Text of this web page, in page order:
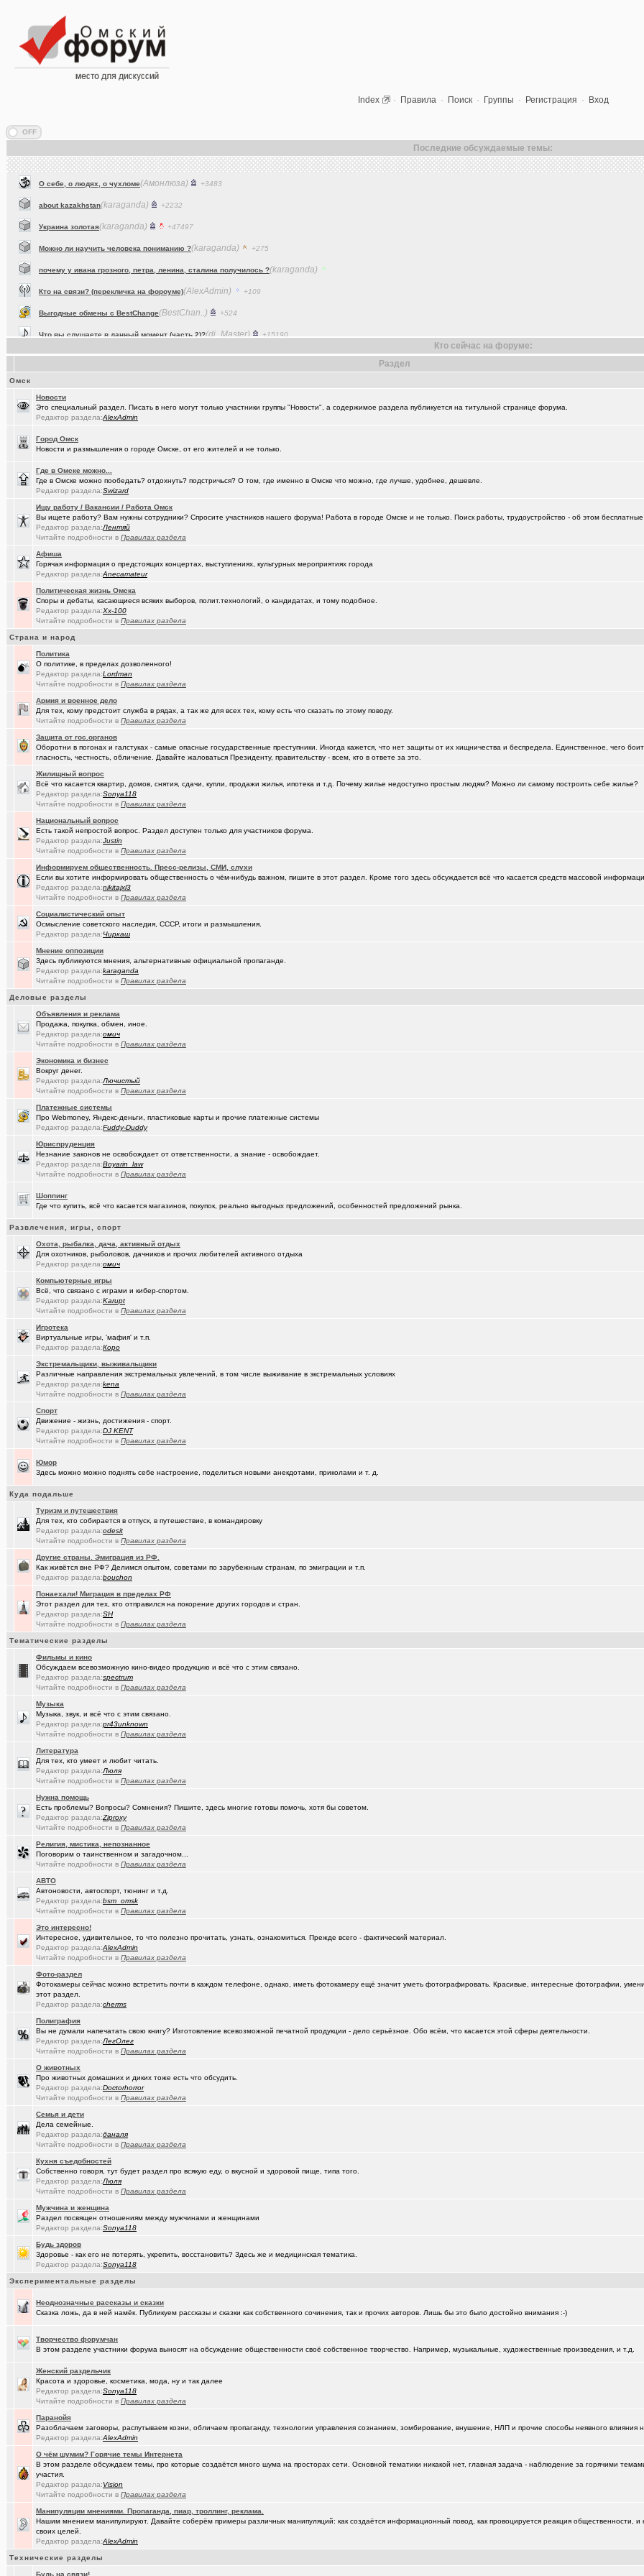
Index · Правила · Поиск · Группы · Регистрация · Вход
Последние обсуждаемые темы:
about kazakhstan(karaganda)
Украина золотая(karaganda)
Можно ли научить человека пониманию ?
почему у ивана грозного, петра, ленина, сталина получилось ?
Кто на связи? (перекличка на фороуме)(AlexAdmin) +109
Выгодные обмены с BestChange(BestChan..) +524
Что вы слушаете в данный момент (часть 2)?(dj_Master)
Коррекция зрения в Омске(Baryga i..) +416
Составить родословную по документам госархивов(Павел Ur..) +179
Журналисты ngs55 берут новые высоты профессионализма.(борец с ..)
Ваш топ исполнителей?
Сын думает куда пойти учиться
Респираторы и маски...Время пришло? Короновирус уже в Омске (cherms)
СИМ(Aljexeй)
НЕ рекомендую из посл, просмотренного мной
Рекомендую из посл, просмотренного мной
Глубокий разряд тягового аккумулятора(Phandorin)
_Автообъявления. Покупка / продажа авто.
группа кино
Музыкальный блог и 18+(Амонлюза)
Социальная инженерия(Phandorin)
Перешеек у ручья(tramov)
Здоровье - это решение личных проблем(RomanSim..) +6
Сериалы - лучшие по вашему мнению?
Осведомлённый источник сообщает...
Кто что ест или пьёт прямо сейчас? (Люля) +24427
(Silverto..)
В ближайший месяц возможно произойдет то что затронет каждог(рeдкий) +125
Ищу работу инженера конструктора/радиотехника (удаленно))
Омские фотографы(linuxmas..) +200
Всё о транспорте: автобусы, троллейбусы, трамваи, маршрутки(омич)
Импланты,импланты...(JUMPER) +18
С Днём Победы! (Рябина)
Интересное просто так
GPON (FTTx) от омского филиала «Ростелеком-Сибирь»
Что вы сейчас читаете?(ParIS) +4923
Девушка на заметку: насколько эффективны аппараты фотоэпиляц (Kebbos)
(Pihlak)
Кто ставил тепловычислитель ВКТ-9? (Kebbos)
Тепловычислители ВКТ-9 от "Теплоком-Сервис Москва"
Конституция социалистической России (проект)
Предложения турфирм и подбор туров(MSeni)
Случайные фото с мобильника(Sinmaster)
Санкции: что нравится и что не нравится
Энциклопедия Омской области онлайн.
Диалог с ИИ о романе «Мастер и Маргарита».(wvladimi..)
А вы уже переобулись?(Snarkens..)
неприятие к русским у меня(karaganda)
Покупка ботинок по моральным соображениям
100% женщин!.
(Злыдня)
Ремонт квартир/ванных комнат! Высококачественная отделка.
Кон Русов(wvladimi..) +60
Живопись Воронина В.Н. (wvladimi..)
Дарю гениальную идею
Ремонт окон ПВХ. К кому обратиться?(Ярославч..)
Индивидуальный тепловой пункт (ИТП)
Ключ дверной цилиндрический сделать
ищу риэдтора (халвамес)
Жилищный вопрос (халвамес)
Где ремонтируют Oculus Quest?(Google-M..)
Почему в городе не отключают отопление?(Igorillo) +126
Какое выбрать отопление для частного дома?
механика интеллекта(karaganda)
поворот на лето!(FdOOcHЪ) +136
Самогоноварение. Кто как?(интересу..)
Какие буквы на гос. номере сейчас идут???(Paranoid) +487
АКПП матиз. Ремонтировать или менять?
А ТЫ слепил снеговика?!!! :)))
Доброй ночи :) (Vector)
С наступающим 2026 годом!
Где можно отремонтировать вязаную варежку?
Молодые таланты классической гитары - Майя Казарина
Музыкальные вкус - поговорим?
Залезть в древний нетбук
Автофлудилка(Гормон р..) +21803
коворкинг проекты(Shell666)
Betatransfer.net - прием платежей для HIGH RISK проектов(seter91)
Владимир Шандриков(Александ..)
7я.ТВ и Я.ru (Омские кабельные сети)
Ищу Маяк 205(Александ..)
Доколе!?(Моеимяза..)
Автоматизация домашнего учета ЖКХ и многое другое ...
двойное гражданство(drob_vv_..)
Задолбали расклейщики рекламы(spyfreem..) +3
Как это понимать ?(JUMPER) +7
А что вы сейчас готовите?
прописка она же регистрация(drob_vv_..)
Роскосмос возвращается (karaganda) +39
Нерадивые расклейщики рекламы
ОК Восток-Запад - что это, кто это?!
Кто сейчас на форуме:
Раздел
Омск
Новости
Это специальный раздел. Писать в него могут только участники группы "Новости", а содержимое раздела публикуется на титульной странице форума.
Редактор раздела:AlexAdmin
Город Омск
Новости и размышления о городе Омске, от его жителей и не только.
Где в Омске можно...
Где в Омске можно пообедать? отдохнуть? подстричься? О том, где именно в Омске что можно, где лучше, удобнее, дешевле.
Редактор раздела:Swizard
Ищу работу / Вакансии / Работа Омск
Вы ищете работу? Вам нужны сотрудники? Спросите участников нашего форума! Работа в городе Омске и не только. Поиск работы, трудоустройство - об этом
Редактор раздела:Лентяй
Читайте подробности в Правилах раздела
Афиша
Горячая информация о предстоящих концертах, выступлениях, культурных мероприятиях города
Редактор раздела:Anecamateur
Политическая жизнь Омска
Споры и дебаты, касающиеся всяких выборов, полит.технологий, о кандидатах, и тому подобное.
Редактор раздела:Xx-100
Читайте подробности в Правилах раздела
Страна и народ
Политика
О политике, в пределах дозволенного!
Редактор раздела:Lоrdmаn
Читайте подробности в Правилах раздела
Армия и военное дело
Для тех, кому предстоит служба в рядах, а так же для всех тех, кому есть что сказать по этому поводу.
Читайте подробности в Правилах раздела
Защита от гос.органов
Оборотни в погонах и галстуках - самые опасные государственные преступники. Иногда кажется, что нет защиты от их хищничества и беспредела. Единственное, чего
гласность, честность, обличение. Давайте жаловаться Президенту, правительству - всем, кто в ответе за это.
Жилищный вопрос
Всё что касается квартир, домов, снятия, сдачи, купли, продажи жилья, ипотека и т.д. Почему жилье недоступно простым людям? Можно ли самому построить себе жилье?
Редактор раздела:Sonya118
Читайте подробности в Правилах раздела
Национальный вопрос
Есть такой непростой вопрос. Раздел доступен только для участников форума.
Редактор раздела:Justin
Читайте подробности в Правилах раздела
Информируем общественность. Пресс-релизы, СМИ, слухи
Если вы хотите информировать общественность о чём-нибудь важном, пишите в этот раздел. Кроме того здесь обсуждается всё что касается средств массовой
Редактор раздела:nikitajxl3
Читайте подробности в Правилах раздела
Социалистический опыт
Осмысление советского наследия, СССР, итоги и размышления.
Редактор раздела:Чиркаш
Мнение оппозиции
Здесь публикуются мнения, альтернативные официальной пропаганде.
Редактор раздела:karaganda
Читайте подробности в Правилах раздела
Деловые разделы
Объявления и реклама
Продажа, покупка, обмен, иное.
Редактор раздела:омич
Читайте подробности в Правилах раздела
Экономика и бизнес
Вокруг денег.
Редактор раздела:Лючистый
Читайте подробности в Правилах раздела
Платежные системы
Про Webmoney, Яндекс-деньги, пластиковые карты и прочие платежные системы
Редактор раздела:Fuddy-Duddy
Юриспруденция
Незнание законов не освобождает от ответственности, а знание - освобождает.
Редактор раздела:Boyarin_law
Читайте подробности в Правилах раздела
Шоппинг
Где что купить, всё что касается магазинов, покупок, реально выгодных предложений, особенностей предложений рынка.
Развлечения, игры, спорт
Охота, рыбалка, дача, активный отдых
Для охотников, рыболовов, дачников и прочих любителей активного отдыха
Редактор раздела:омич
Компьютерные игры
Всё, что связано с играми и кибер-спортом.
Редактор раздела:Karupt
Читайте подробности в Правилах раздела
Игротека
Виртуальные игры, 'мафия' и т.п.
Редактор раздела:Коро
Экстремальщики, выживальщики
Различные направления экстремальных увлечений, в том числе выживание в экстремальных условиях
Редактор раздела:kena
Читайте подробности в Правилах раздела
Спорт
Движение - жизнь, достижения - спорт.
Редактор раздела:DJ KENT
Читайте подробности в Правилах раздела
Юмор
Здесь можно можно поднять себе настроение, поделиться новыми анекдотами, приколами и т. д.
Куда подальше
Туризм и путешествия
Для тех, кто собирается в отпуск, в путешествие, в командировку
Редактор раздела:odesit
Читайте подробности в Правилах раздела
Другие страны. Эмиграция из РФ.
Как живётся вне РФ? Делимся опытом, советами по зарубежным странам, по эмиграции и т.п.
Редактор раздела:bouchon
Понаехали! Миграция в пределах РФ
Этот раздел для тех, кто отправился на покорение других городов и стран.
Редактор раздела:SH
Читайте подробности в Правилах раздела
Тематические разделы
Фильмы и кино
Обсуждаем всевозможную кино-видео продукцию и всё что с этим связано.
Редактор раздела:spectrum
Читайте подробности в Правилах раздела
Музыка
Музыка, звук, и всё что с этим связано.
Редактор раздела:pr43unknown
Читайте подробности в Правилах раздела
Литература
Для тех, кто умеет и любит читать.
Редактор раздела:Люля
Читайте подробности в Правилах раздела
Нужна помощь
Есть проблемы? Вопросы? Сомнения? Пишите, здесь многие готовы помочь, хотя бы советом.
Редактор раздела:Ziproxy
Читайте подробности в Правилах раздела
Религия, мистика, непознанное
Поговорим о таинственном и загадочном...
Читайте подробности в Правилах раздела
АВТО
Автоновости, автоспорт, тюнинг и т.д.
Редактор раздела:bsm_omsk
Читайте подробности в Правилах раздела
Это интересно!
Интересное, удивительное, то что полезно прочитать, узнать, ознакомиться. Прежде всего - фактический материал.
Редактор раздела:AlexAdmin
Читайте подробности в Правилах раздела
Фото-раздел
Фотокамеры сейчас можно встретить почти в каждом телефоне, однако, иметь фотокамеру ещё значит уметь фотографировать. Красивые, интересные фотографии,
этот раздел.
Редактор раздела:cherms
Полиграфия
Вы не думали напечатать свою книгу? Изготовление всевозможной печатной продукции - дело серьёзное. Обо всём, что касается этой сферы деятельности.
Редактор раздела:ЛегОлег
Читайте подробности в Правилах раздела
О животных
Про животных домашних и диких тоже есть что обсудить.
Редактор раздела:Doctorhorror
Читайте подробности в Правилах раздела
Семья и дети
Дела семейные.
Редактор раздела:даналя
Читайте подробности в Правилах раздела
Кухня съедобностей
Собственно говоря, тут будет раздел про всякую еду, о вкусной и здоровой пище, типа того.
Редактор раздела:Люля
Читайте подробности в Правилах раздела
Мужчина и женщина
Раздел посвящен отношениям между мужчинами и женщинами
Редактор раздела:Sonya118
Будь здоров
Здоровье - как его не потерять, укрепить, восстановить? Здесь же и медицинская тематика.
Редактор раздела:Sonya118
Экспериментальные разделы
Неоднозначные рассказы и сказки
Сказка ложь, да в ней намёк. Публикуем рассказы и сказки как собственного сочинения, так и прочих авторов. Лишь бы это было достойно внимания :-)
Творчество форумчан
В этом разделе участники форума выносят на обсуждение общественности своё собственное творчество. Например, музыкальные, художественные произведения, и т.д.
Женский раздельчик
Красота и здоровье, косметика, мода, ну и так далее
Редактор раздела:Sonya118
Читайте подробности в Правилах раздела
Паранойя
Разоблачаем заговоры, распутываем козни, обличаем пропаганду, технологии управления сознанием, зомбирование, внушение, НЛП и прочие способы неявного влияния
Редактор раздела:AlexAdmin
О чём шумим? Горячие темы Интернета
В этом разделе обсуждаем темы, про которые создаётся много шума на просторах сети. Основной тематики никакой нет, главная задача - наблюдение за горячими
участия.
Редактор раздела:Vision
Читайте подробности в Правилах раздела
Манипуляции мнениями. Пропаганда, пиар, троллинг, реклама.
Нашим мнением манипулируют. Давайте соберём примеры различных манипуляций: как создаётся информационный повод, как провоцируется реакция общественности, и
своих целей.
Редактор раздела:AlexAdmin
Технические разделы
Будь на связи!